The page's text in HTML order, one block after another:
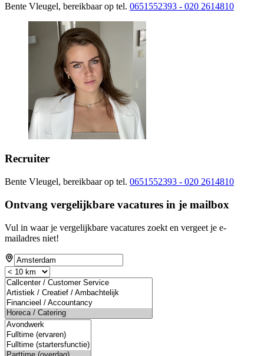
Bente Vleugel, bereikbaar op tel. 0651552393 - 020 2614810
Recruiter
Bente Vleugel, bereikbaar op tel. 0651552393 - 020 2614810
Ontvang vergelijkbare vacatures in je mailbox
Vul in waar je vergelijkbare vacatures zoekt en vergeet je e-
mailadres niet!